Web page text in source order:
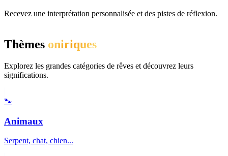
Recevez une interprétation personnalisée et des pistes de réflexion.
Thèmes oniriques
Explorez les grandes catégories de rêves et découvrez leurs
significations.
🐾
Animaux
Serpent, chat, chien...